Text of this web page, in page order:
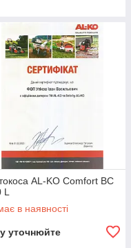
AL-KO Comfort BC
в наявності
уточнюйте